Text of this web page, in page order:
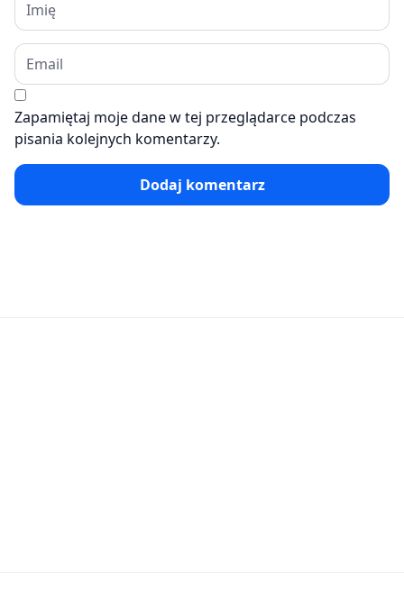
Zapamiętaj moje dane w tej przeglądarce podczas
pisania kolejnych komentarzy.
Dodaj komentarz